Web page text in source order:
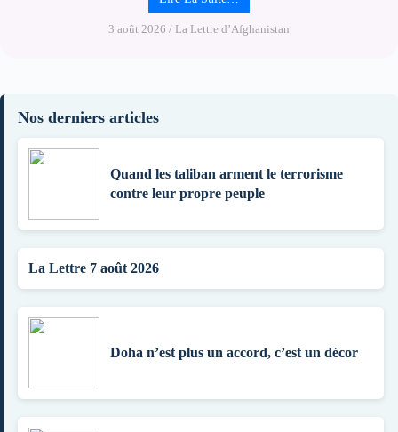
3 août 2026 / La Lettre d’Afghanistan
Nos derniers articles
Quand les taliban arment le terrorisme
contre leur propre peuple
La Lettre 7 août 2026
Doha n’est plus un accord, c’est un décor